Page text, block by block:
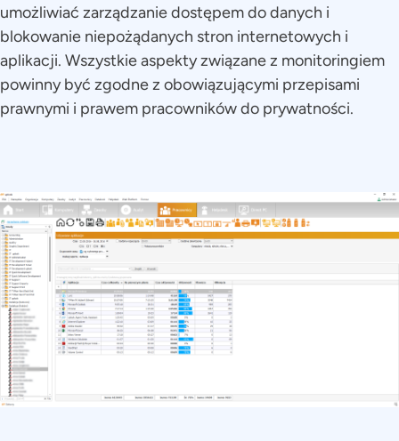
umożliwiać zarządzanie dostępem do danych i
blokowanie niepożądanych stron internetowych i
aplikacji. Wszystkie aspekty związane z monitoringiem
powinny być zgodne z obowiązującymi przepisami
prawnymi i prawem pracowników do prywatności.